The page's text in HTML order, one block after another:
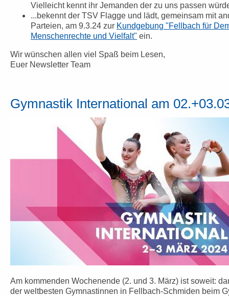
Vielleicht kennt ihr Jemanden der zu uns passen
...bekennt der TSV Flagge und lädt, gemeinsam mit
Parteien, am 9.3.24 zur Kundgebung "Fellbach für
Menschenrechte und Vielfalt" ein.
Wir wünschen allen viel Spaß beim Lesen,
Euer Newsletter Team
Gymnastik International am
Am kommenden Wochenende (2. und 3. März) ist soweit:
der weltbesten Gymnastinnen in Fellbach-Schmiden beim